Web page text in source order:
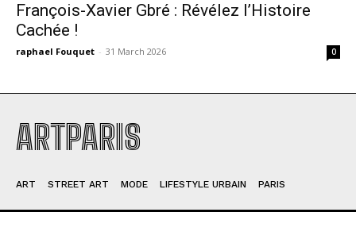
François-Xavier Gbré : Révélez l’Histoire
Cachée !
raphael Fouquet - 31 March 2026 0
ARTPARIS
ART STREET ART MODE LIFESTYLE URBAIN PARIS